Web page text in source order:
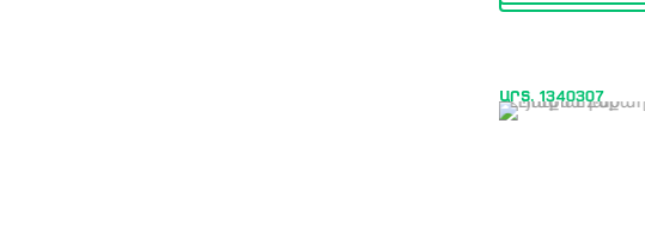
ԱՐՏ. 1340307